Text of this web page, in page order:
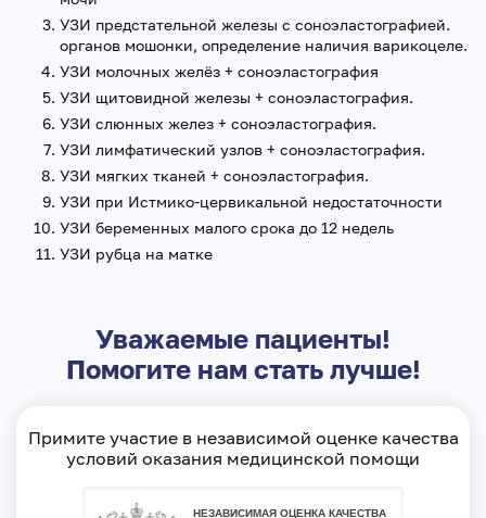
УЗИ предстательной железы с соноэластографией.
органов мошонки, определение наличия варикоцеле.
УЗИ молочных желёз + соноэластография
УЗИ щитовидной железы + соноэластография.
УЗИ слюнных желез + соноэластография.
УЗИ лимфатический узлов + соноэластография.
УЗИ мягких тканей + соноэластография.
УЗИ при Истмико-цервикальной недостаточности
УЗИ беременных малого срока до 12 недель
УЗИ рубца на матке
Уважаемые пациенты!
Помогите нам стать лучше!
Примите участие в независимой оценке качества
условий оказания медицинской помощи